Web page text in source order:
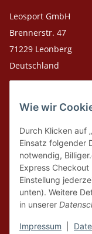
Wie wir
Durch Klicken auf
Einsatz folgender
notwendig,
Express
Einstellung
unten). Weitere
in unserer
Impressum
Leosport GmbH
Brennerstr. 47
71229 Leonberg
Deutschland
Leosport GmbH
75378 Bad Liebenzell
Tel. Laden 07152-
Tel. Versandlager